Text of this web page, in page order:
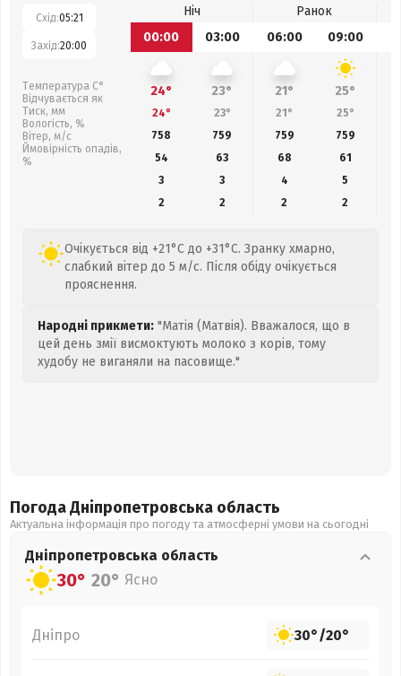
Схід:05:21
Захід:20:00
Температура С°
Відчувається як
Тиск, мм
Вологість, %
Вітер, м/с
Ймовірність опадів,
%
Ніч
Ранок
00:00
03:00 06:00 09:00
24° 23° 21° 25°
24° 23° 21° 25°
758
759 759 759
54
63 68 61
3
3 4
5
2
2 2 2
Очікується від +21°C до +31°C. Зранку хмарно,
слабкий вітер до 5 м/с. Після обіду очікується
прояснення.
Народні прикмети: "Матія (Матвія). Вважалося, що в
цей день змії висмоктують молоко з корів, тому
худобу не виганяли на пасовище."
Погода Дніпропетровська область
Актуальна інформація про погоду та атмосферні умови на сьогодні
Дніпропетровська область
30° 20° Ясно
Дніпро 30°/20°